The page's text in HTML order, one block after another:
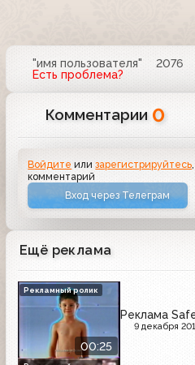
"имя пользователя" 2076
Есть проблема?
Комментарии 0
Войдите илизарегистрируйтесь
комментарий
Вход через Телеграм
Ещё реклама
00:25
Реклама
9 декабря
Рекламный ролик